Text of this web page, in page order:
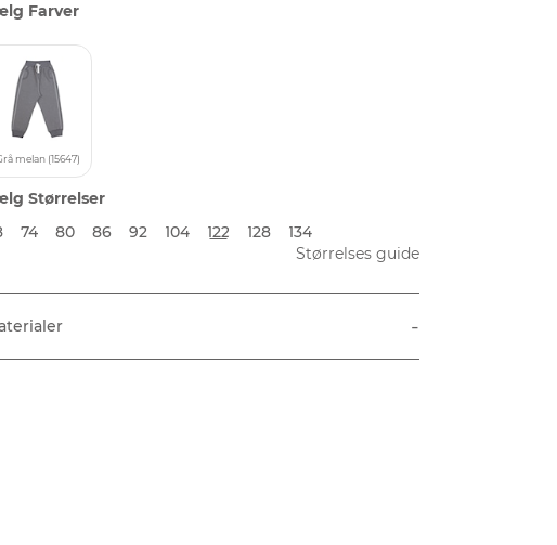
Farver
melan (15647)
Størrelser
74 80 86 92 104 122 128
134
Størrelses guide
-